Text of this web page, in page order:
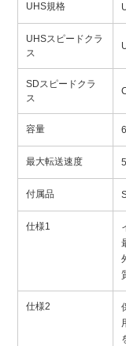
UHS規格
UHSスピードクラ
ス
SDスピードクラ
ス
容量
最大転送速度
付属品
仕様1
仕様2